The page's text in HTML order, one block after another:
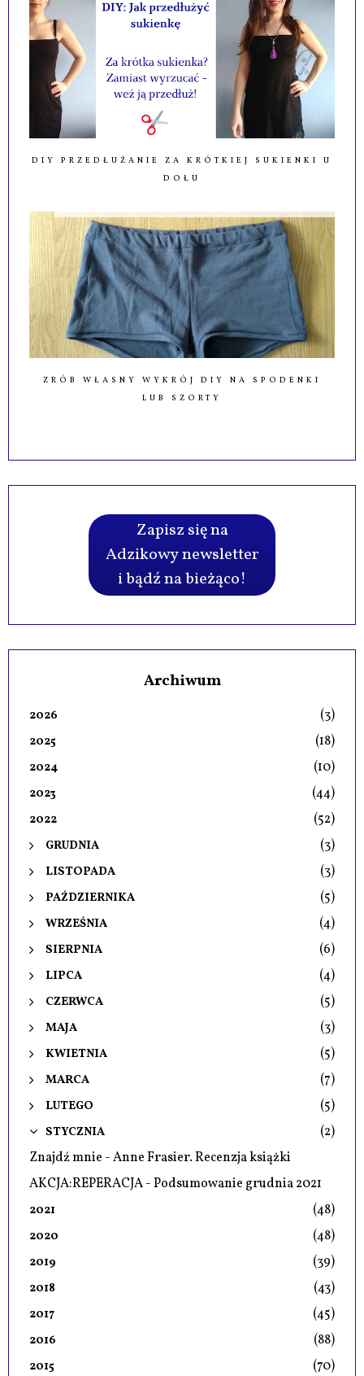
DIY PRZEDŁUŻANIE ZA KRÓTKIEJ SUKIENKI U
DOŁU
ZRÓB WŁASNY WYKRÓJ DIY NA SPODENKI
LUB SZORTY
Zapisz się na
Adzikowy newsletter
i bądź na bieżąco!
Archiwum
2026 (3)
2025 (18)
2024 (10)
2023 (44)
2022 (52)
GRUDNIA (3)
LISTOPADA (3)
PAŹDZIERNIKA (5)
WRZEŚNIA (4)
SIERPNIA (6)
LIPCA (4)
CZERWCA (5)
MAJA (3)
KWIETNIA (5)
MARCA (7)
LUTEGO (5)
STYCZNIA
(2)
Znajdź mnie - Anne Frasier. Recenzja książki
AKCJA:REPERACJA - Podsumowanie grudnia 2021
2021 (48)
2020 (48)
2019 (39)
2018 (43)
2017 (45)
2016 (88)
2015 (70)